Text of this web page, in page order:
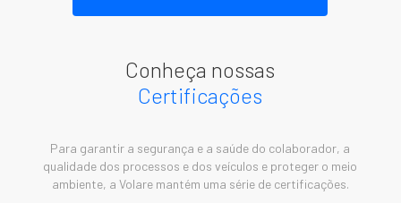
Conheça nossas
Certificações
Para garantir a segurança e a saúde do colaborador, a
qualidade dos processos e dos veículos e proteger o meio
ambiente, a Volare mantém uma série de certificações.